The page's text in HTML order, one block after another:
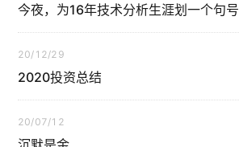
今夜，为16年技术分析生涯划一个句号
20/12/29
2020投资总结
20/07/12